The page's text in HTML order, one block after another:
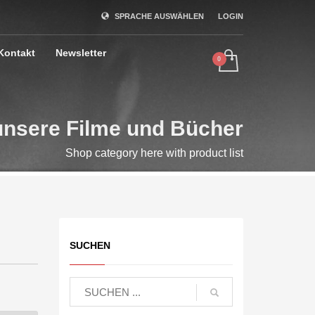
SPRACHE AUSWÄHLEN LOGIN
Newsletter
Filme und Bücher
Shop category here with product list
SUCHEN